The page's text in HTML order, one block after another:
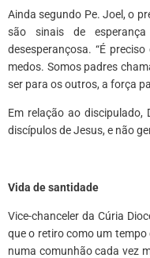
Ainda segundo Pe. Joel, o
são sinais de
desesperançosa. “É
medos. Somos padres
ser para os outros, a força
Em relação ao discipulado,
discípulos de Jesus, e não
Vida de santidade
Vice-chanceler da Cúria
que o retiro como um
numa comunhão cada vez